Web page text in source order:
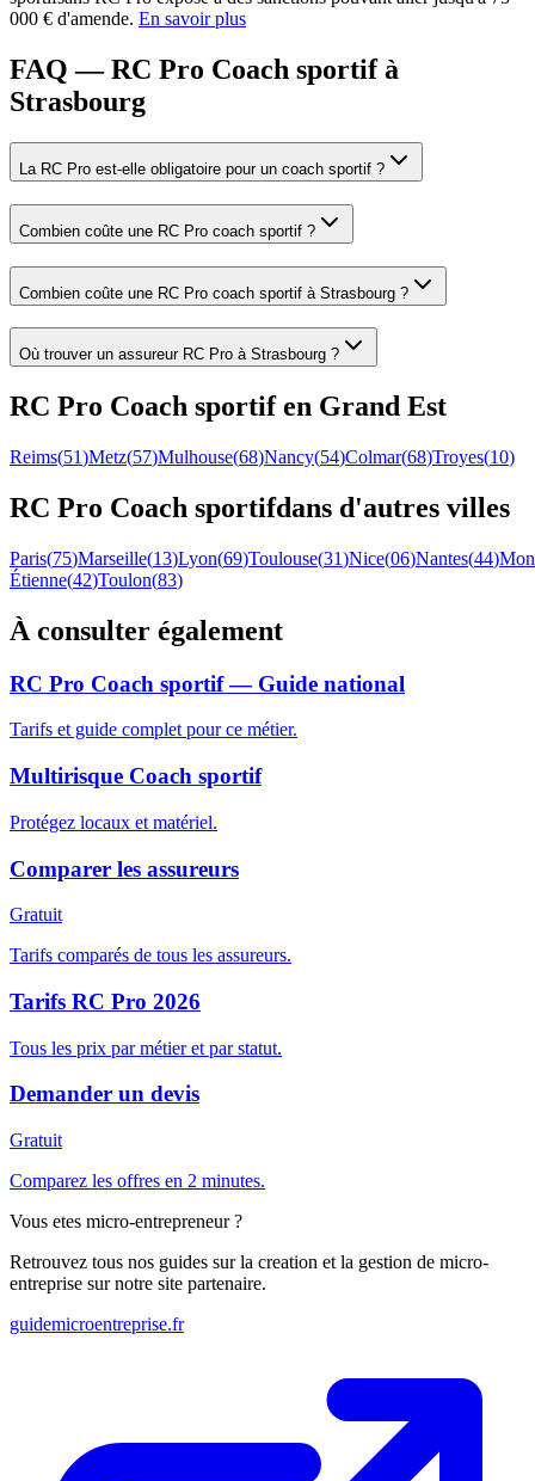
000 € d'amende. En savoir plus
FAQ — RC Pro Coach sportif à
Strasbourg
La RC Pro est-elle obligatoire pour un coach sportif ?
Combien coûte une RC Pro coach sportif ?
Combien coûte une RC Pro coach sportif à Strasbourg ?
Où trouver un assureur RC Pro à Strasbourg ?
RC Pro Coach sportifen Grand Est
Reims(51)Metz(57)Mulhouse(68)Nancy(54)Colmar(68)Troyes(10)
RC Pro Coach sportifdans d'autres villes
Paris(75)Marseille(13)Lyon(69)Toulouse(31)Nice(06)Nantes(44)
Étienne(42)Toulon(83)
À consulter également
RC Pro Coach sportif — Guide national
Tarifs et guide complet pour ce métier.
Multirisque Coach sportif
Protégez locaux et matériel.
Comparer les assureurs
Gratuit
Tarifs comparés de tous les assureurs.
Tarifs RC Pro 2026
Tous les prix par métier et par statut.
Demander un devis
Gratuit
Comparez les offres en 2 minutes.
Vous etes micro-entrepreneur ?
Retrouvez tous nos guides sur la creation et la gestion de micro-
entreprise sur notre site partenaire.
guidemicroentreprise.fr